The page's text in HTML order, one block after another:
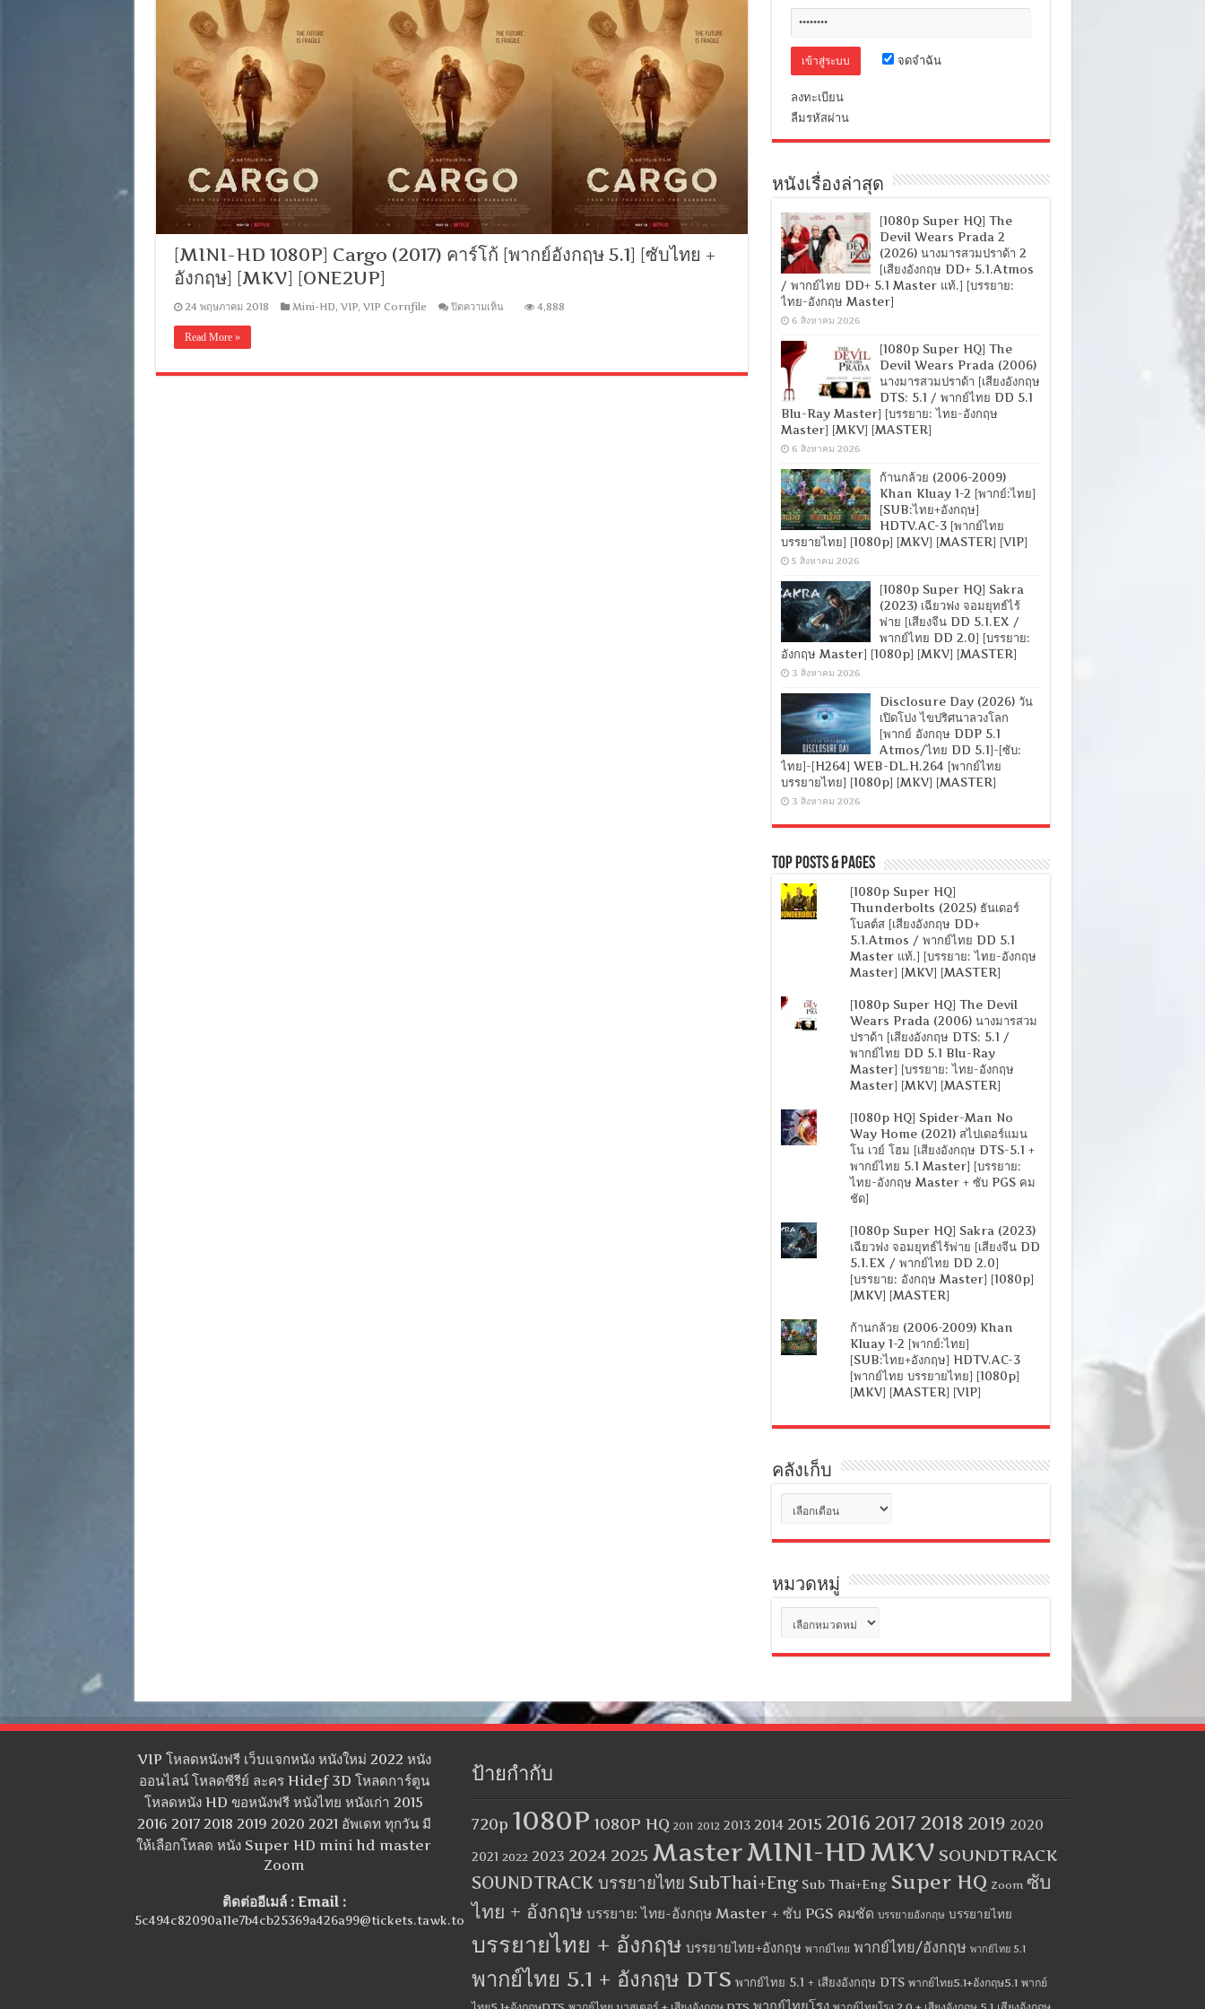
[MINI-HD 1080P] Cargo (2017) คาร์โก้ [พากย์อังกฤษ 5.1] [ซับไทย +
อังกฤษ] [MKV] [ONE2UP]
24 พฤษภาคม 2018 Mini-HD, VIP, VIP Cornfile ปิดความเห็นบน
(2017)
4,888
Read More »
จดจำฉัน
ลงทะเบียน
ลืมรหัสผ่าน
หนังเรื่องล่าสุด
[1080p Super HQ] The
Devil Wears Prada 2
(2026) นางมารสวมปราด้า 2
[เสียงอังกฤษ DD+ 5.1.Atmos
/ พากย์ไทย DD+ 5.1 Master แท้.] [บรรยาย:
ไทย-อังกฤษ Master]
6 สิงหาคม 2026
[1080p Super HQ] The
Devil Wears Prada (2006)
นางมารสวมปราด้า [เสียงอังกฤษ
DTS: 5.1 / พากย์ไทย DD 5.1
Blu-Ray Master] [บรรยาย: ไทย-อังกฤษ
Master] [MKV] [MASTER]
6 สิงหาคม 2026
ก้านกล้วย (2006-2009)
Khan Kluay 1-2 [พากย์:ไทย]
[SUB:ไทย+อังกฤษ]
HDTV.AC-3 [พากย์ไทย
บรรยายไทย] [1080p] [MKV] [MASTER] [VIP]
5 สิงหาคม 2026
[1080p Super HQ] Sakra
(2023) เฉียวฟง จอมยุทธ์ไร้
พ่าย [เสียงจีน DD 5.1.EX /
พากย์ไทย DD 2.0] [บรรยาย:
อังกฤษ Master] [1080p] [MKV] [MASTER]
3 สิงหาคม 2026
Disclosure Day (2026) วัน
เปิดโปง ไขปริศนาลวงโลก
[พากย์ อังกฤษ DDP 5.1
Atmos/ไทย DD 5.1]-[ซับ:
ไทย]-[H264] WEB-DL.H.264 [พากย์ไทย
บรรยายไทย] [1080p] [MKV] [MASTER]
3 สิงหาคม 2026
Top Posts & Pages
[1080p Super HQ]
Thunderbolts (2025) ธันเดอร์
โบลต์ส [เสียงอังกฤษ DD+
5.1.Atmos / พากย์ไทย DD 5.1
Master แท้.] [บรรยาย: ไทย-อังกฤษ
Master] [MKV] [MASTER]
[1080p Super HQ] The Devil
Wears Prada (2006) นางมารสวม
ปราด้า [เสียงอังกฤษ DTS: 5.1 /
พากย์ไทย DD 5.1 Blu-Ray
Master] [บรรยาย: ไทย-อังกฤษ
Master] [MKV] [MASTER]
[1080p HQ] Spider-Man No
Way Home (2021) สไปเดอร์แมน
โน เวย์ โฮม [เสียงอังกฤษ DTS-5.1 +
พากย์ไทย 5.1 Master] [บรรยาย:
ไทย-อังกฤษ Master + ซับ PGS คม
ชัด]
[1080p Super HQ] Sakra (2023)
เฉียวฟง จอมยุทธ์ไร้พ่าย [เสียงจีน DD
5.1.EX / พากย์ไทย DD 2.0]
[บรรยาย: อังกฤษ Master] [1080p]
[MKV] [MASTER]
ก้านกล้วย (2006-2009) Khan
Kluay 1-2 [พากย์:ไทย]
[SUB:ไทย+อังกฤษ] HDTV.AC-3
[พากย์ไทย บรรยายไทย] [1080p]
[MKV] [MASTER] [VIP]
คลังเก็บ
เก็บ
หมวดหมู่
หมู่
VIP โหลดหนังฟรี เว็บแจกหนัง หนังใหม่ 2022 หนัง
ออนไลน์ โหลดซีรีย์ ละคร Hidef 3D โหลดการ์ตูน
โหลดหนัง HD ขอหนังฟรี หนังไทย หนังเก่า 2015
2016 2017 2018 2019 2020 2021 อัพเดท ทุกวัน มี
ให้เลือกโหลด หนัง Super HD mini hd master
Zoom
ติดต่ออีเมล์ : Email :
5c494c82090a11e7b4cb25369a426a99@tickets.tawk.to
ป้ายกำกับ
720p 1080P 1080P HQ 2011 2012 2013 2014 2015 2016 2017 2018 2019 2020
2021 2022 2023 2024 2025 MasterMINI-HDMKV SOUNDTRACK
SOUNDTRACK บรรยายไทย SubThai+Eng Sub Thai+Eng Super HQ Zoom ซับ
ไทย + อังกฤษ บรรยาย: ไทย-อังกฤษ Master + ซับ PGS คมชัด บรรยายอังกฤษ บรรยายไทย
บรรยายไทย + อังกฤษ บรรยายไทย+อังกฤษ พากย์ไทย พากย์ไทย/อังกฤษ พากย์ไทย 5.1
พากย์ไทย 5.1 + อังกฤษ DTS พากย์ไทย 5.1 + เสียงอังกฤษ DTS พากย์ไทย5.1+อังกฤษ5.1 พากย์